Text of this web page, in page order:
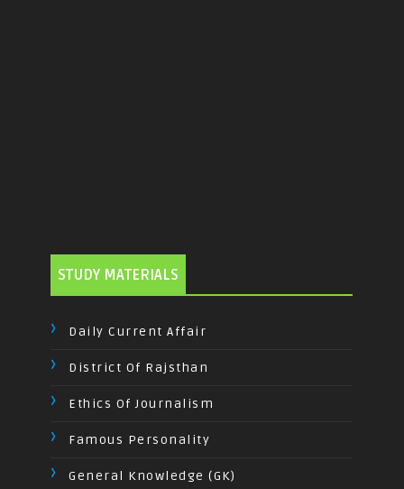
STUDY MATERIALS
Daily Current Affair
District Of Rajsthan
Ethics Of Journalism
Famous Personality
General Knowledge (GK)